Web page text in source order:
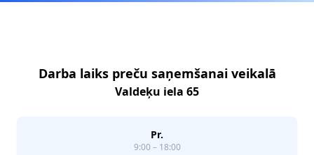
Darba laiks preču saņemšanai veikalā
Valdeķu iela 65
Pr.
9:00 – 18:00